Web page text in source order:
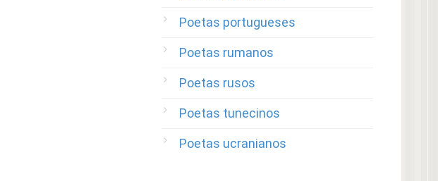
Poetas portugueses
Poetas rumanos
Poetas rusos
Poetas tunecinos
Poetas ucranianos